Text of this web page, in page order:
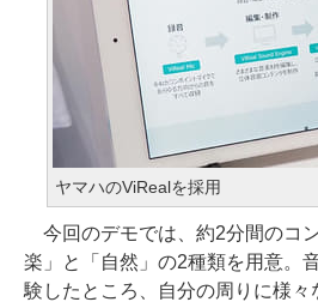
ヤマハのViRealを採用
今回のデモでは、約2分間のコ
楽」と「自然」の2種類を用意。
験したところ、自分の周りに様